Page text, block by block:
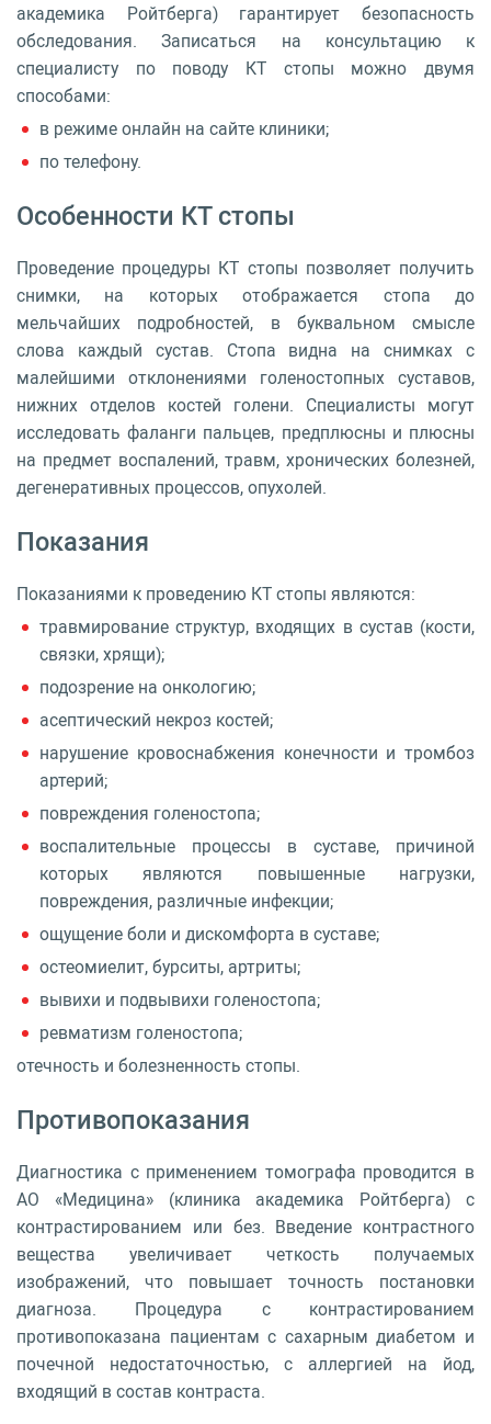
академика Ройтберга) гарантирует безопасность
обследования. Записаться на консультацию к
специалисту по поводу КТ стопы можно двумя
способами:
в режиме онлайн на сайте клиники;
по телефону.
Особенности КТ стопы
Проведение процедуры КТ стопы позволяет получить
снимки, на которых отображается стопа до
мельчайших подробностей, в буквальном смысле
слова каждый сустав. Стопа видна на снимках с
малейшими отклонениями голеностопных суставов,
нижних отделов костей голени. Специалисты могут
исследовать фаланги пальцев, предплюсны и плюсны
на предмет воспалений, травм, хронических болезней,
дегенеративных процессов, опухолей.
Показания
Показаниями к проведению КТ стопы являются:
травмирование структур, входящих в сустав (кости,
связки, хрящи);
подозрение на онкологию;
асептический некроз костей;
нарушение кровоснабжения конечности и тромбоз
артерий;
повреждения голеностопа;
воспалительные процессы в суставе, причиной
которых являются повышенные нагрузки,
повреждения, различные инфекции;
ощущение боли и дискомфорта в суставе;
остеомиелит, бурситы, артриты;
вывихи и подвывихи голеностопа;
ревматизм голеностопа;
отечность и болезненность стопы.
Противопоказания
Диагностика с применением томографа проводится в
АО «Медицина» (клиника академика Ройтберга) с
контрастированием или без. Введение контрастного
вещества увеличивает четкость получаемых
изображений, что повышает точность постановки
диагноза. Процедура с контрастированием
противопоказана пациентам с сахарным диабетом и
почечной недостаточностью, с аллергией на йод,
входящий в состав контраста.